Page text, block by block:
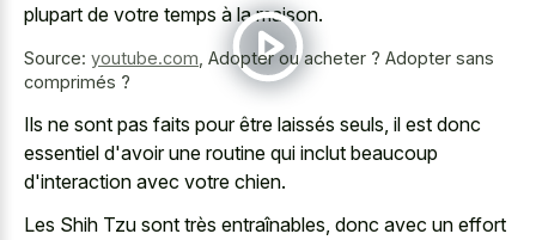
plupart de votre temps à la maison.
Source: youtube.com, Adopter ou acheter ? Adopter sans
comprimés ?
Ils ne sont pas faits pour être laissés seuls, il est donc
essentiel d'avoir une routine qui inclut beaucoup
d'interaction avec votre chien.
Les Shih Tzu sont très entraînables, donc avec un effort